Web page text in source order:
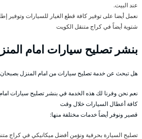
عند البيت.
نعمل أيضا على توفير كافة قطع الغيار للسيارات وتوفير
شتوية أيضاً في كراج متنقل الكويت
بنشر تصليح سيارات امام
هل تبحث عن خدمة تصليح سيارات من امام المنزل
نعم نحن وفرنا لك هذه الخدمة في بنشر تصليح سيارات
كافة أعطال السيارات خلال وقت
قصير ونوفر أيضاً خدمات مختلفة منها:
تصليح السيارة بحرفية ونؤمن أفضل ميكانيكي في كراج